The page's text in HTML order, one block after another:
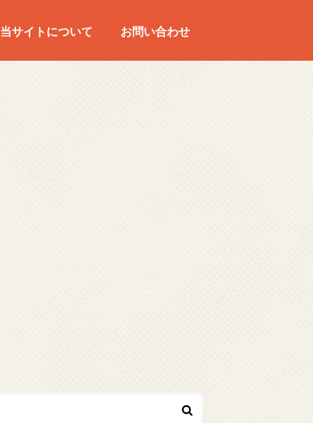
当サイトについて お問い合わせ